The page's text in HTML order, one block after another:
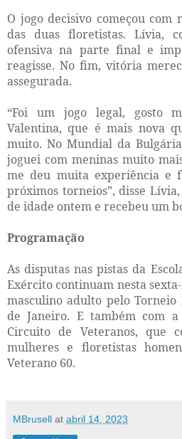
O jogo decisivo começou
das duas floretistas. Lívia,
ofensiva na parte final e
reagisse. No fim, vitória
assegurada.
“Foi um jogo legal, gosto
Valentina, que é mais nova
muito. No Mundial da
joguei com meninas muito
me deu muita experiência e
próximos torneios”, disse
de idade ontem e recebeu um
Programação
As disputas nas pistas da
Exército continuam nesta
masculino adulto pelo Torneio
de Janeiro. E também com
Circuito de Veteranos, que
mulheres e floretistas
Veterano 60.
MBrusell at abril 14, 2023